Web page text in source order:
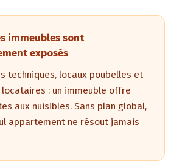
immeubles sont
exposés
techniques, locaux poubelles et
: un immeuble offre
aux nuisibles. Sans plan global,
appartement ne résout jamais